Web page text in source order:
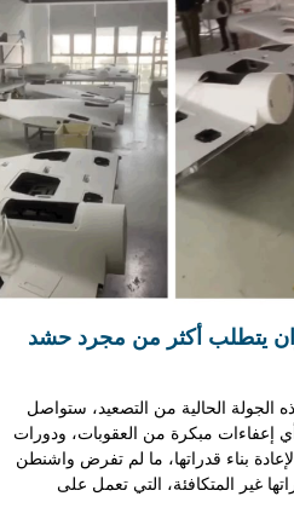
يتطلب أكثر من مجرد حشد
الحالية من التصعيد، ستواصل
إعفاءات مبكرة من العقوبات، ودورات
بناء قدراتها، ما لم تفرض واشنطن
غير المتكافئة، التي تعمل على